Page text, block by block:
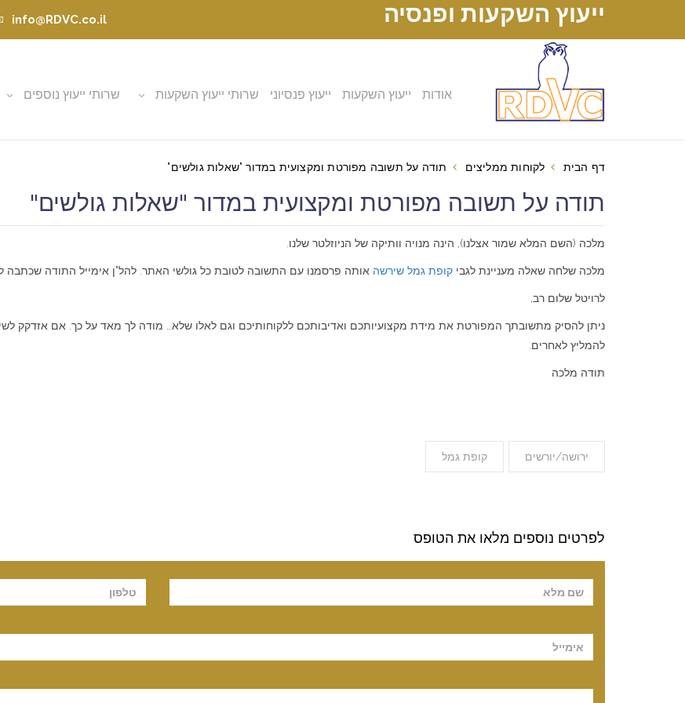
ייעוץ השקעות ופנסיה info@RDVC.co.il
אודות ייעוץ השקעות ייעוץ פנסיוני שרותי ייעוץ השקעות שרותי ייעוץ נוספים
דף הבית לקוחות ממליצים תודה על תשובה מפורטת ומקצועית במדור "שאלות גולשים"
תודה על תשובה מפורטת ומקצועית במדור "שאלות גולשים"
מלכה (השם המלא שמור אצלנו), הינה מנויה וותיקה של הניוזלטר שלנו.
מלכה שלחה שאלה מעניינת לגבי קופת גמל שירשה אותה פרסמנו עם התשובה לטובת כל גולשי האתר. להל"ן אימייל התודה שכתבה
לרויטל שלום רב,
ניתן להסיק מתשובתך המפורטת את מידת מקצועיותכם ואדיבותכם ללקוחותיכם וגם לאלו שלא… מודה לך מאד על כך. אם אזדקק
להמליץ לאחרים.
תודה מלכה
ירושה/יורשים קופת גמל
לפרטים נוספים מלאו את הטופס